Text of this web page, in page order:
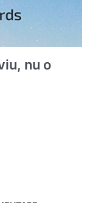
nu o